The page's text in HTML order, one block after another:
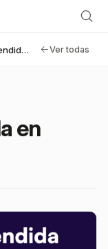
Cobertura extendida en Monterrey Ver todas
en